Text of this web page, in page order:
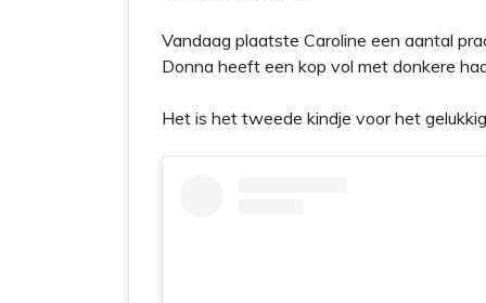
Vandaag plaatste Caroline een aantal
Donna heeft een kop vol met donkere
Het is het tweede kindje voor het